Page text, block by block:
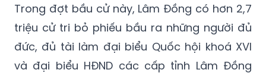
Trong đợt bầu cử này, Lâm Đồng có hơn 2,7
triệu cử tri bỏ phiếu bầu ra những người đủ
đức, đủ tài làm đại biểu Quốc hội khoá XVI
và đại biểu HĐND các cấp tỉnh Lâm Đồng